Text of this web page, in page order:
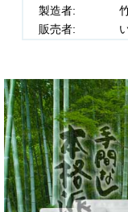
製造者:
販売者: